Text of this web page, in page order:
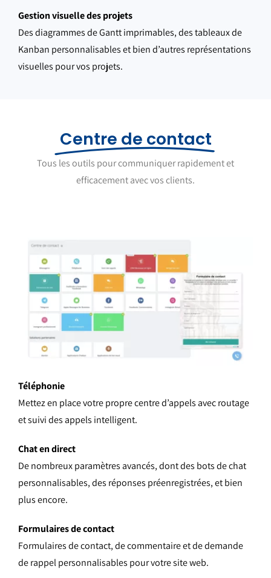
Gestion visuelle des projets
Des diagrammes de Gantt imprimables, des tableaux de
Kanban personnalisables et bien d’autres représentations
visuelles pour vos projets.
Centre de contact
Tous les outils pour communiquer rapidement et
efficacement avec vos clients.
Téléphonie
Mettez en place votre propre centre d’appels avec routage
et suivi des appels intelligent.
Chat en direct
De nombreux paramètres avancés, dont des bots de chat
personnalisables, des réponses préenregistrées, et bien
plus encore.
Formulaires de contact
Formulaires de contact, de commentaire et de demande
de rappel personnalisables pour votre site web.